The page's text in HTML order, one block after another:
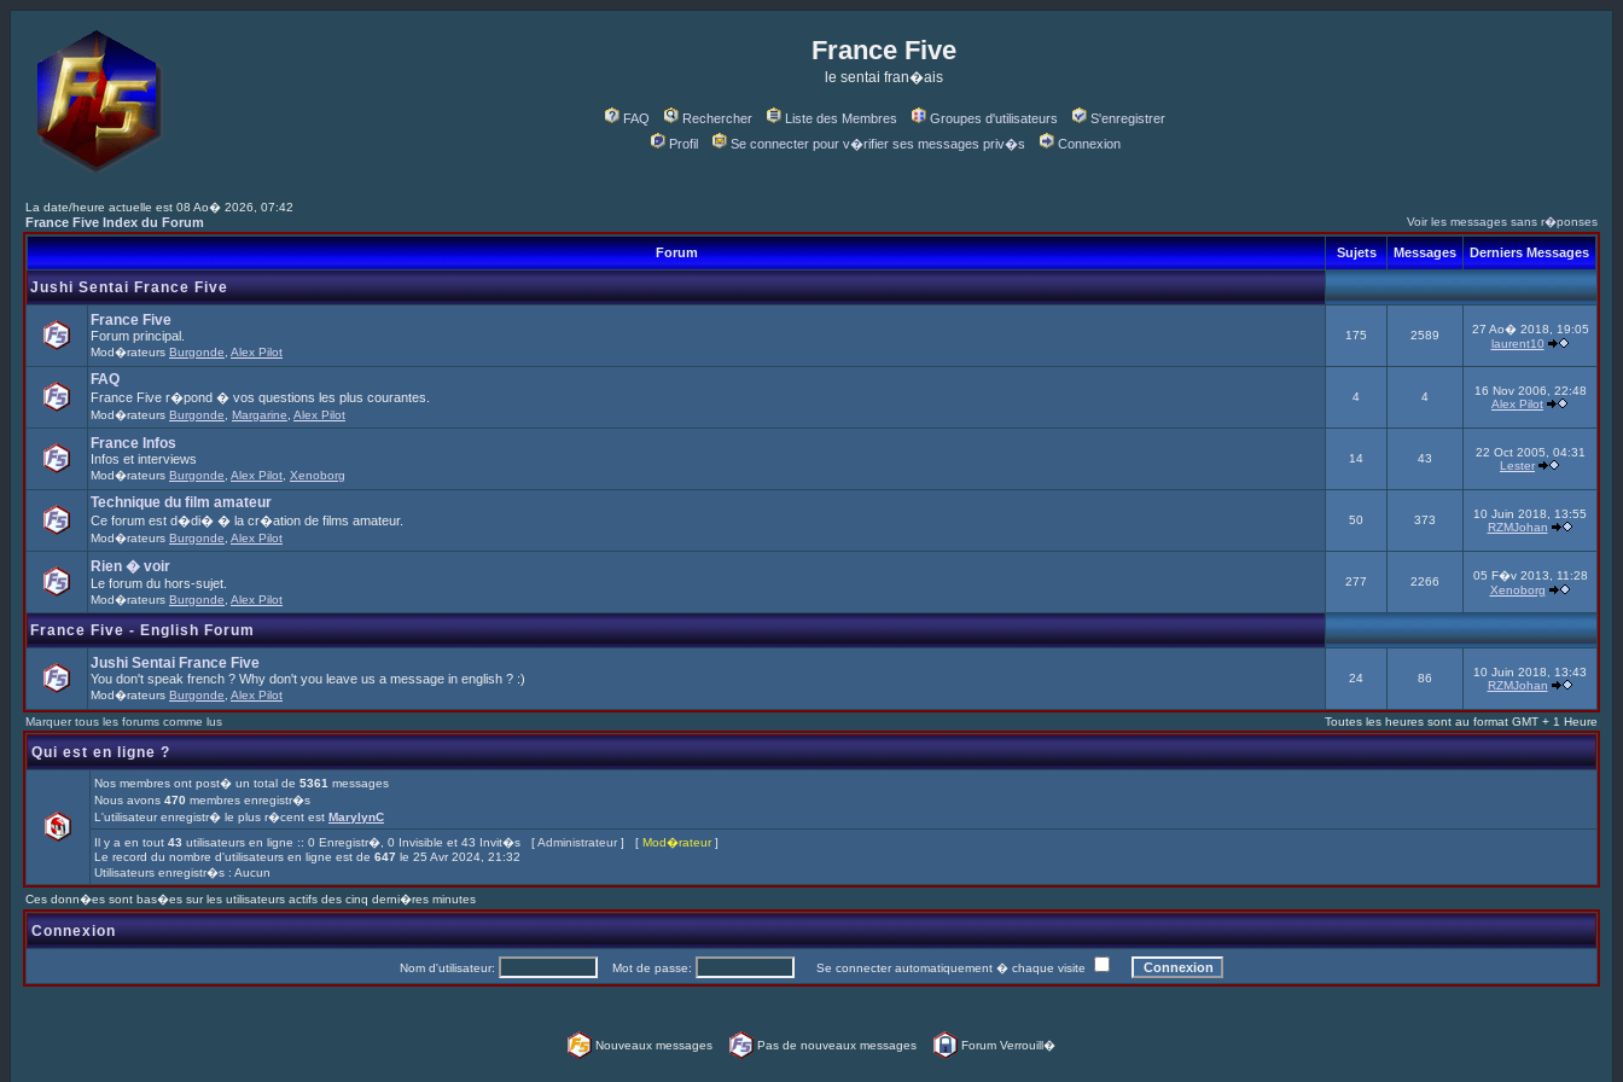
France Five
le sentai fran�ais
FAQ Rechercher Liste des Membres Groupes d'utilisateurs
S'enregistrer
Profil
Se connecter pour v�rifier ses messages priv�s Connexion
La date/heure actuelle est 08 Ao� 2026, 07:42
France Five Index du Forum Voir les messages sans r�ponses
Forum Sujets Messages Derniers Messages
Jushi Sentai France Five
France Five
Forum principal.
Mod�rateurs Burgonde Alex Pilot
175 2589
27 Ao� 2018, 19:05
laurent10
FAQ
France Five r�pond � vos questions les plus courantes.
Mod�rateurs Burgonde Margarine Alex Pilot
4 4
16 Nov 2006, 22:48
Alex Pilot
France Infos
Infos et interviews
Mod�rateurs Burgonde Alex Pilot Xenoborg
14 43
22 Oct 2005, 04:31
Lester
Technique du film amateur
Ce forum est d�di� � la cr�ation de films amateur.
Mod�rateurs Burgonde Alex Pilot
50 373
10 Juin 2018, 13:55
RZMJohan
Rien � voir
Le forum du hors-sujet.
Mod�rateurs Burgonde Alex Pilot
277 2266
05 F�v 2013, 11:28
Xenoborg
France Five - English Forum
Jushi Sentai France Five
You don't speak french ? Why don't you leave us a message in english ? :)
Mod�rateurs Burgonde Alex Pilot
24 86
10 Juin 2018, 13:43
RZMJohan
Marquer tous les forums comme lus Toutes les heures sont au format GMT + 1 Heure
Qui est en ligne ?
Nos membres ont post� un total de 5361 messages
Nous avons 470 membres enregistr�s
L'utilisateur enregistr� le plus r�cent est MarylynC
Il y a en tout 43 utilisateurs en ligne :: 0 Enregistr�, 0 Invisible et 43 Invit�s [Administrateur] [ Mod�rateur]
Le record du nombre d'utilisateurs en ligne est de 647 le 25 Avr 2024, 21:32
Utilisateurs enregistr�s : Aucun
Ces donn�es sont bas�es sur les utilisateurs actifs des cinq derni�res minutes
Connexion
Nom d'utilisateur: Mot de passe: Se connecter automatiquement � chaque visite
Nouveaux messages Pas de nouveaux messages Forum Verrouill�